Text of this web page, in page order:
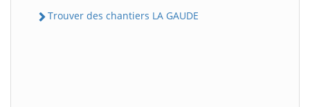
Trouver des chantiers LA GAUDE